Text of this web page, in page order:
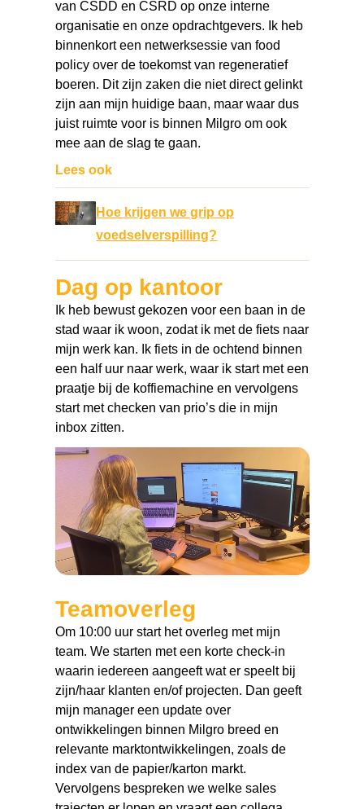
van CSDD en CSRD op onze interne
organisatie en onze opdrachtgevers. Ik heb
binnenkort een netwerksessie van food
policy over de toekomst van regeneratief
boeren. Dit zijn zaken die niet direct gelinkt
zijn aan mijn huidige baan, maar waar dus
juist ruimte voor is binnen Milgro om ook
mee aan de slag te gaan.
Lees ook
Hoe krijgen we grip op
voedselverspilling?
Dag op kantoor
Ik heb bewust gekozen voor een baan in de
stad waar ik woon, zodat ik met de fiets naar
mijn werk kan. Ik fiets in de ochtend binnen
een half uur naar werk, waar ik start met een
praatje bij de koffiemachine en vervolgens
start met checken van prio’s die in mijn
inbox zitten.
Teamoverleg
Om 10:00 uur start het overleg met mijn
team. We starten met een korte check-in
waarin iedereen aangeeft wat er speelt bij
zijn/haar klanten en/of projecten. Dan geeft
mijn manager een update over
ontwikkelingen binnen Milgro breed en
relevante marktontwikkelingen, zoals de
index van de papier/karton markt.
Vervolgens bespreken we welke sales